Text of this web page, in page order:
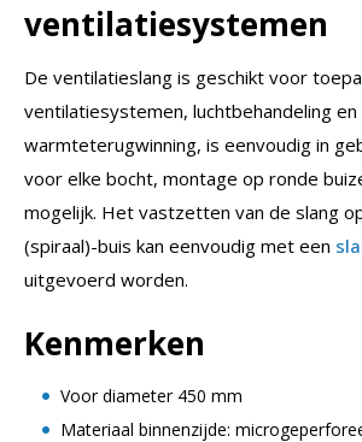
ventilatiesystemen
De ventilatieslang is geschikt voor
ventilatiesystemen, luchtbehandeling en
warmteterugwinning, is eenvoudig in
voor elke bocht, montage op ronde
mogelijk. Het vastzetten van de slang
(spiraal)-buis kan eenvoudig met een
uitgevoerd worden.
Kenmerken
Voor diameter 450 mm
Materiaal binnenzijde: